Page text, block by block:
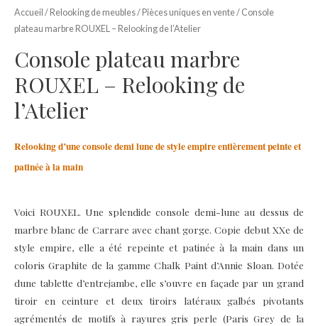
Accueil / Relooking de meubles/ Pièces uniques en vente/ Console
plateau marbre ROUXEL – Relooking de l’Atelier
Console plateau marbre
ROUXEL – Relooking de
l’Atelier
Relooking d’une console demi lune de style empire entièrement peinte et
patinée à la main
Voici ROUXEL. Une splendide console demi-lune au dessus de
marbre blanc de Carrare avec chant gorge. Copie debut XXe de
style empire, elle a été repeinte et patinée à la main dans un
coloris Graphite de la gamme Chalk Paint d’Annie Sloan. Dotée
dune tablette d’entrejambe, elle s’ouvre en façade par un grand
tiroir en ceinture et deux tiroirs latéraux galbés pivotants
agrémentés de motifs à rayures gris perle (Paris Grey de la